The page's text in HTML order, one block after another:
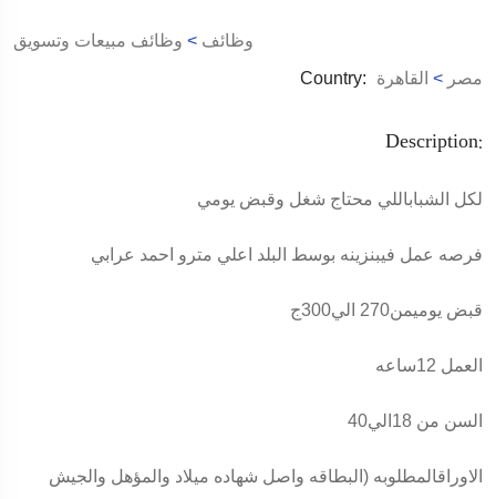
وظائف > وظائف مبيعات وتسويق
Country:
مصر > القاهرة
Description:
لكل الشباباللي محتاج شغل وقبض يومي
فرصه عمل فيبنزينه بوسط البلد اعلي مترو احمد عرابي
قبض يوميمن270 الي300ج
العمل 12ساعه
السن من 18الي40
الاوراقالمطلوبه (البطاقه واصل شهاده ميلاد والمؤهل والجيش